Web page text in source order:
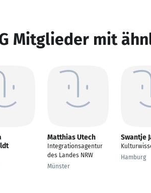
Mitglieder mit
Matthias Utech
Integrationsagentur
des Landes NRW
Münster
Swantje
Hamburg